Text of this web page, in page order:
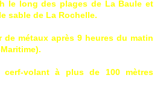
le long des plages de La Baule et
sable de La Rochelle.
de métaux après 9 heures du matin
cerf-volant à plus de 100 mètres